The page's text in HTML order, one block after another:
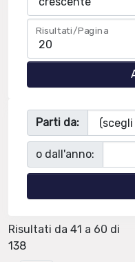
Risultati/Pagina
Parti da:
o dall'anno:
Risultati da 41 a 60 di
138